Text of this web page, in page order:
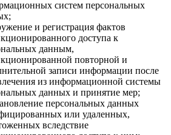
систем персональных
и регистрация фактов
доступа к
данным,
повторной и
записи информации после
из информационной системы
данных и принятие мер;
персональных данных
или удаленных,
вследствие